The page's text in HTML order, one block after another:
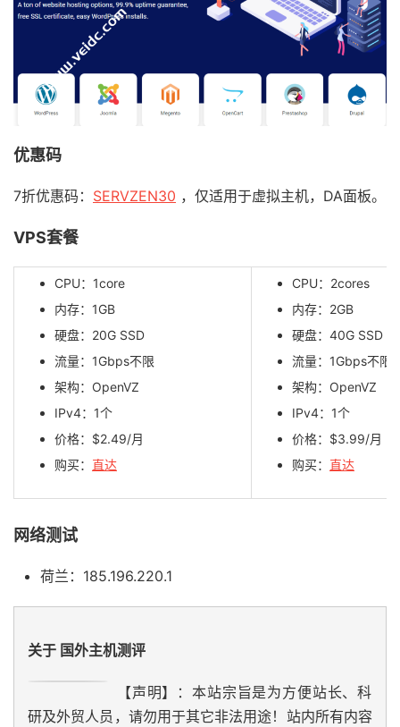
优惠码
7折优惠码： SERVZEN30 ，仅适用于虚拟主机，DA面板。
VPS套餐
CPU：1core
内存：1GB
硬盘：20G SSD
流量：1Gbps不限
架构：OpenVZ
IPv4：1个
价格：$2.49/月
购买： 直达
CPU：2cores
内存：2GB
硬盘：40G SSD
流量：1Gbps不限
架构：OpenVZ
IPv4：1个
价格：$3.99/月
购买： 直达
网络测试
荷兰：185.196.220.1
关于 国外主机测评
【声明】：本站宗旨是为方便站长、科
研及外贸人员，请勿用于其它非法用途！站内所有内容